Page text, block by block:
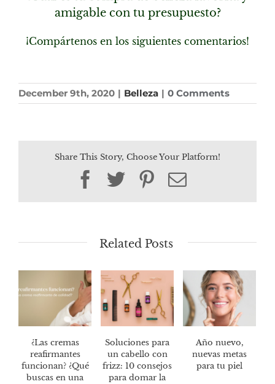
amigable con tu presupuesto?
¡Compártenos en los siguientes comentarios!
December 9th, 2020 | Belleza | 0 Comments
Share This Story, Choose Your Platform!
Facebook
TwitterPinterest
Email
Related Posts
¿Las cremas
reafirmantes
funcionan? ¿Qué
buscas en una
Soluciones para
un cabello con
frizz: 10 consejos
para domar la
Año nuevo,
nuevas metas
para tu piel